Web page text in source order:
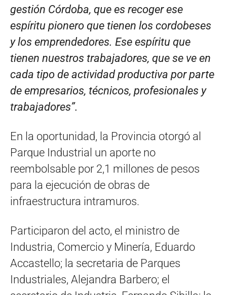
gestión Córdoba, que es recoger ese
espíritu pionero que tienen los cordobeses
y los emprendedores. Ese espíritu que
tienen nuestros trabajadores, que se ve en
cada tipo de actividad productiva por parte
de empresarios, técnicos, profesionales y
trabajadores”.
En la oportunidad, la Provincia otorgó al
Parque Industrial un aporte no
reembolsable por 2,1 millones de pesos
para la ejecución de obras de
infraestructura intramuros.
Participaron del acto, el ministro de
Industria, Comercio y Minería, Eduardo
Accastello; la secretaria de Parques
Industriales, Alejandra Barbero; el